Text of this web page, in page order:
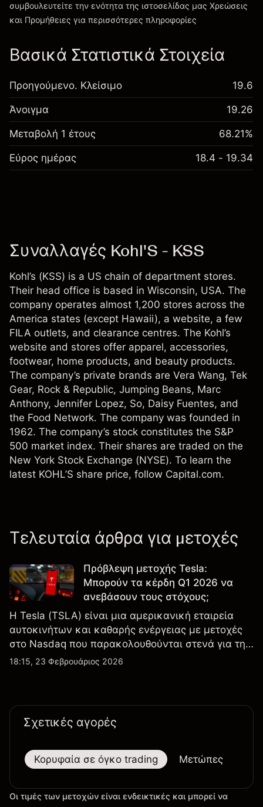
Χρεώσεις και Τέλη
συμβουλευτείτε την ενότητα της ιστοσελίδας μας Χρεώσεις
και Προμήθειες για περισσότερες πληροφορίες
Βασικά Στατιστικά Στοιχεία
Προηγούμενο. Κλείσιμο 19.6
Άνοιγμα 19.26
Μεταβολή 1 έτους 68.21%
Εύρος ημέρας 18.4 - 19.34
Συναλλαγές Kohl'S - KSS
Kohl’s (KSS) is a US chain of department stores.
Their head office is based in Wisconsin, USA. The
company operates almost 1,200 stores across the
America states (except Hawaii), a website, a few
FILA outlets, and clearance centres. The Kohl’s
website and stores offer apparel, accessories,
footwear, home products, and beauty products.
The company’s private brands are Vera Wang, Tek
Gear, Rock & Republic, Jumping Beans, Marc
Anthony, Jennifer Lopez, So, Daisy Fuentes, and
the Food Network. The company was founded in
1962. The company’s stock constitutes the S&P
500 market index. Their shares are traded on the
New York Stock Exchange (NYSE). To learn the
latest KOHL’S share price, follow Capital.com.
Τελευταία άρθρα για μετοχές
Πρόβλεψη μετοχής Tesla:
Μπορούν τα κέρδη Q1 2026 να
ανεβάσουν τους στόχους;
Η Tesla (TSLA) είναι μια αμερικανική εταιρεία
αυτοκινήτων και καθαρής ενέργειας με μετοχές
στο Nasdaq που παρακολουθούνται στενά για την
απόδοση κερδών, τα δεδομένα παραδόσεων και
18:15, 23 Φεβρουάριος 2026
Σχετικές αγορές
Κορυφαία σε όγκο trading Μετώπες
Οι τιμές των μετοχών είναι ενδεικτικές και μπορεί να